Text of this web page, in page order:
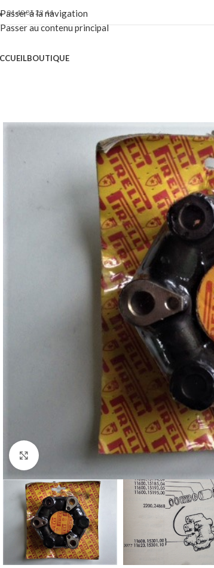
Passer à la navigation
Passer au contenu principal
01 40 86 22 44
BOUTIQUE
Cliquez pour agrandir